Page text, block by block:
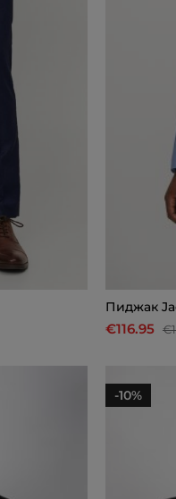
Пиджак
€116.95
-10%